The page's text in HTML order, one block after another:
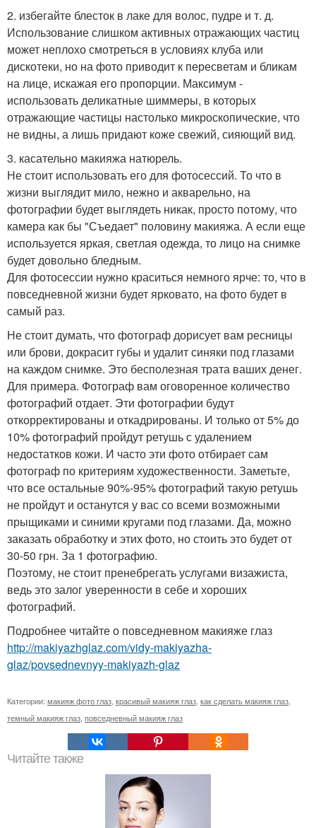
2. избегайте блесток в лаке для волос, пудре и т. д.
Использование слишком активных отражающих частиц
может неплохо смотреться в условиях клуба или
дискотеки, но на фото приводит к пересветам и бликам
на лице, искажая его пропорции. Максимум -
использовать деликатные шиммеры, в которых
отражающие частицы настолько микроскопические, что
не видны, а лишь придают коже свежий, сияющий вид.
3. касательно макияжа натюрель.
Не стоит использовать его для фотосессий. То что в
жизни выглядит мило, нежно и акварельно, на
фотографии будет выглядеть никак, просто потому, что
камера как бы "Съедает" половину макияжа. А если еще
используется яркая, светлая одежда, то лицо на снимке
будет довольно бледным.
Для фотосессии нужно краситься немного ярче: то, что в
повседневной жизни будет ярковато, на фото будет в
самый раз.
Не стоит думать, что фотограф дорисует вам ресницы
или брови, докрасит губы и удалит синяки под глазами
на каждом снимке. Это бесполезная трата ваших денег.
Для примера. Фотограф вам оговоренное количество
фотографий отдает. Эти фотографии будут
откорректированы и откадрированы. И только от 5% до
10% фотографий пройдут ретушь с удалением
недостатков кожи. И часто эти фото отбирает сам
фотограф по критериям художественности. Заметьте,
что все остальные 90%-95% фотографий такую ретушь
не пройдут и останутся у вас со всеми возможными
прыщиками и синими кругами под глазами. Да, можно
заказать обработку и этих фото, но стоить это будет от
30-50 грн. За 1 фотографию.
Поэтому, не стоит пренебрегать услугами визажиста,
ведь это залог уверенности в себе и хороших
фотографий.
Подробнее читайте о повседневном макияже глаз
http://makiyazhglaz.com/vidy-makiyazha-
glaz/povsednevnyy-makiyazh-glaz
Категории: макияж фото глаз красивый макияж глаз как сделать макияж глаз
темный макияж глаз повседневный макияж глаз
Читайте также